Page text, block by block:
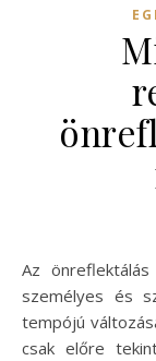
Az önreflektálás képessége kulcsfontosságú tényező a
személyes és
tempójú
csak előre